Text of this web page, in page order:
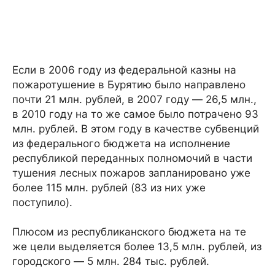
Если в 2006 году из федеральной казны на
пожаротушение в Бурятию было направлено
почти 21 млн. рублей, в 2007 году — 26,5 млн.,
в 2010 году на то же самое было потрачено 93
млн. рублей. В этом году в качестве субвенций
из федерального бюджета на исполнение
республикой переданных полномочий в части
тушения лесных пожаров запланировано уже
более 115 млн. рублей (83 из них уже
поступило).
Плюсом из республиканского бюджета на те
же цели выделяется более 13,5 млн. рублей, из
городского — 5 млн. 284 тыс. рублей.